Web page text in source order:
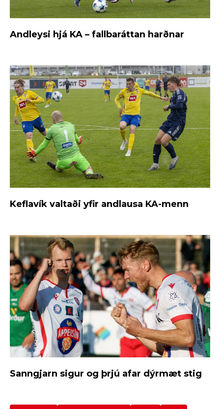
Andleysi hjá KA – fallbaráttan harðnar
Keflavík valtaði yfir andlausa KA-menn
Sanngjarn sigur og þrjú afar dýrmæt stig